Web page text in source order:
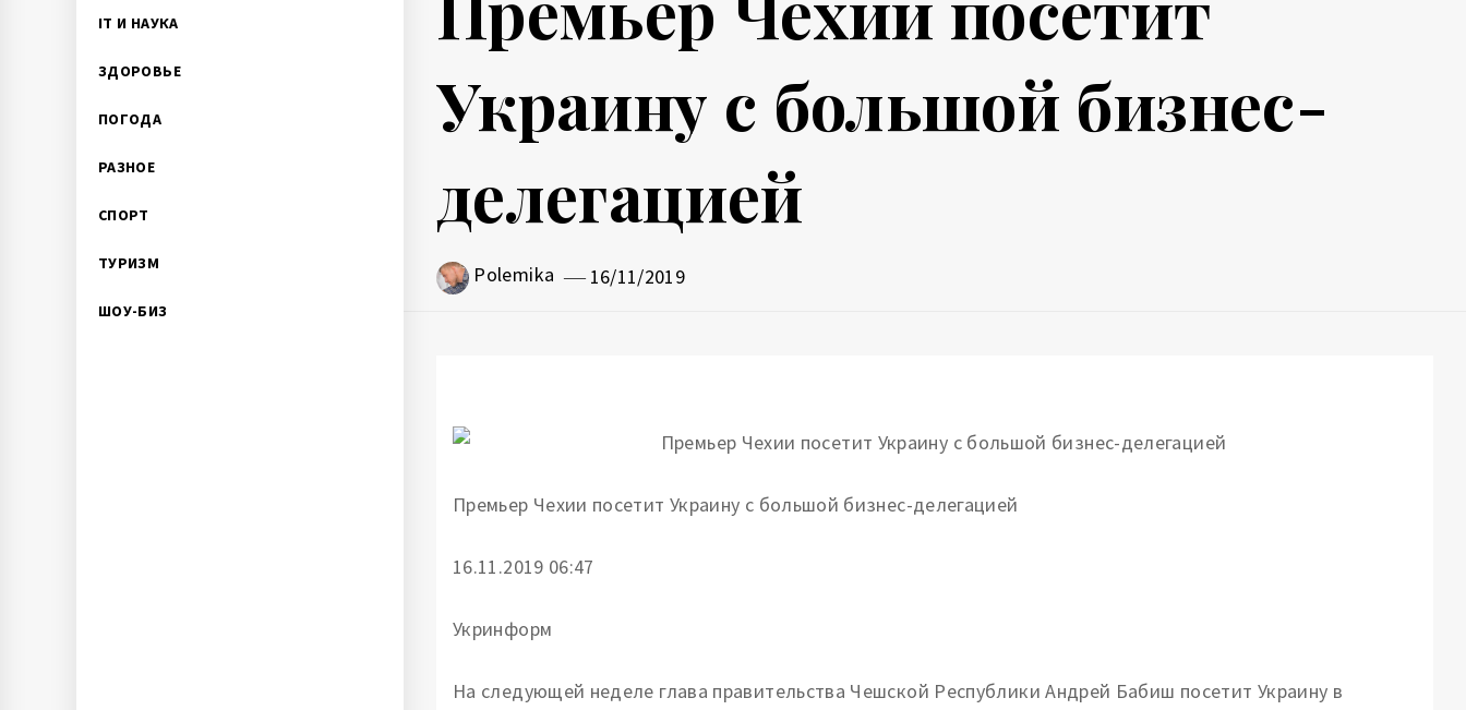
IT И НАУКА
ЗДОРОВЬЕ
ПОГОДА
РАЗНОЕ
СПОРТ
ТУРИЗМ
ШОУ-БИЗ
Украину с большой бизнес-
делегацией
Polemika 16/11/2019
Премьер Чехии посетит Украину с большой бизнес-делегацией
16.11.2019 06:47
Укринформ
На следующей неделе глава правительства Чешской Республики Андрей Бабиш посетит Украину в